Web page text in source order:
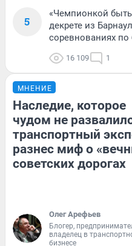
5
«Чемпионкой
декрете из
соревнованиях по
16 109 1
МНЕНИЕ
Наследие, которое
чудом не
транспортный
разнес миф о
советских дорогах
Олег Арефьев
Блогер,
владелец в
бизнесе